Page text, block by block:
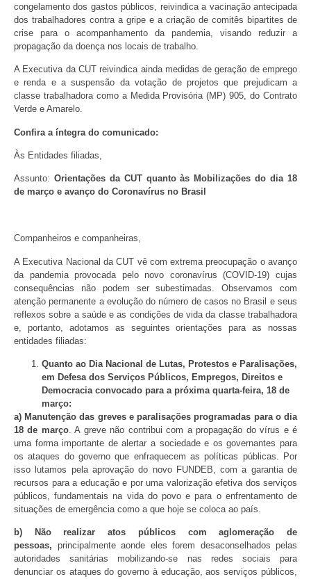
congelamento dos gastos públicos, reivindica a vacinação antecipada
dos trabalhadores contra a gripe e a criação de comitês bipartites de
crise para o acompanhamento da pandemia, visando reduzir a
propagação da doença nos locais de trabalho.
A Executiva da CUT reivindica ainda medidas de geração de emprego
e renda e a suspensão da votação de projetos que prejudicam a
classe trabalhadora como a Medida Provisória (MP) 905, do Contrato
Verde e Amarelo.
Confira a íntegra do comunicado:
Às Entidades filiadas,
Assunto: Orientações da CUT quanto às Mobilizações do dia 18
de março e avanço do Coronavírus no Brasil
Companheiros e companheiras,
A Executiva Nacional da CUT vê com extrema preocupação o avanço
da pandemia provocada pelo novo coronavírus (COVID-19) cujas
consequências não podem ser subestimadas. Observamos com
atenção permanente a evolução do número de casos no Brasil e seus
reflexos sobre a saúde e as condições de vida da classe trabalhadora
e, portanto, adotamos as seguintes orientações para as nossas
entidades filiadas:
Quanto ao Dia Nacional de Lutas, Protestos e Paralisações,
em Defesa dos Serviços Públicos, Empregos, Direitos e
Democracia convocado para a próxima quarta-feira, 18 de
março:
a) Manutenção das greves e paralisações programadas para o dia
18 de março. A greve não contribui com a propagação do vírus e é
uma forma importante de alertar a sociedade e os governantes para
os ataques do governo que enfraquecem as políticas públicas. Por
isso lutamos pela aprovação do novo FUNDEB, com a garantia de
recursos para a educação e por uma valorização efetiva dos serviços
públicos, fundamentais na vida do povo e para o enfrentamento de
situações de emergência como a que hoje se coloca ao país.
b) Não realizar atos públicos com aglomeração de
pessoas, principalmente aonde eles forem desaconselhados pelas
autoridades sanitárias mobilizando-se nas redes sociais para
denunciar os ataques do governo à educação, aos serviços públicos,